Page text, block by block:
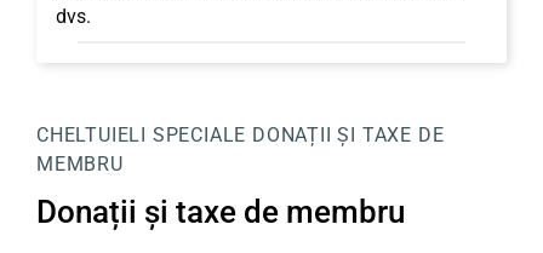
dvs.
CHELTUIELI SPECIALE DONAȚII ȘI TAXE DE
MEMBRU
Donații și taxe de membru